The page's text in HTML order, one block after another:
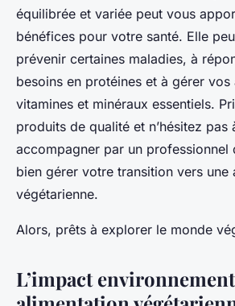
équilibrée et variée peut vous
bénéfices pour votre santé. Elle
prévenir certaines maladies, à
besoins en protéines et à gérer vos
vitamines et minéraux essentiels.
produits de qualité et n’hésitez pas
accompagner par un professionnel
bien gérer votre transition vers une
végétarienne.
Alors, prêts à explorer le monde
L’impact